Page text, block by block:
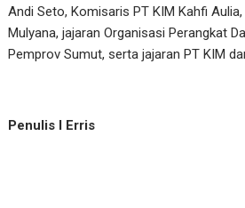
Andi Seto, Komisaris PT KIM Kahfi
Mulyana, jajaran Organisasi Perangkat
Pemprov Sumut, serta jajaran PT KIM
Penulis I Erris